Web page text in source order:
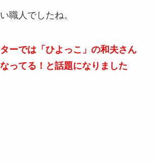
職人でしたね。
ーでは「ひよっこ」の和夫さん
ってる！と話題になりました